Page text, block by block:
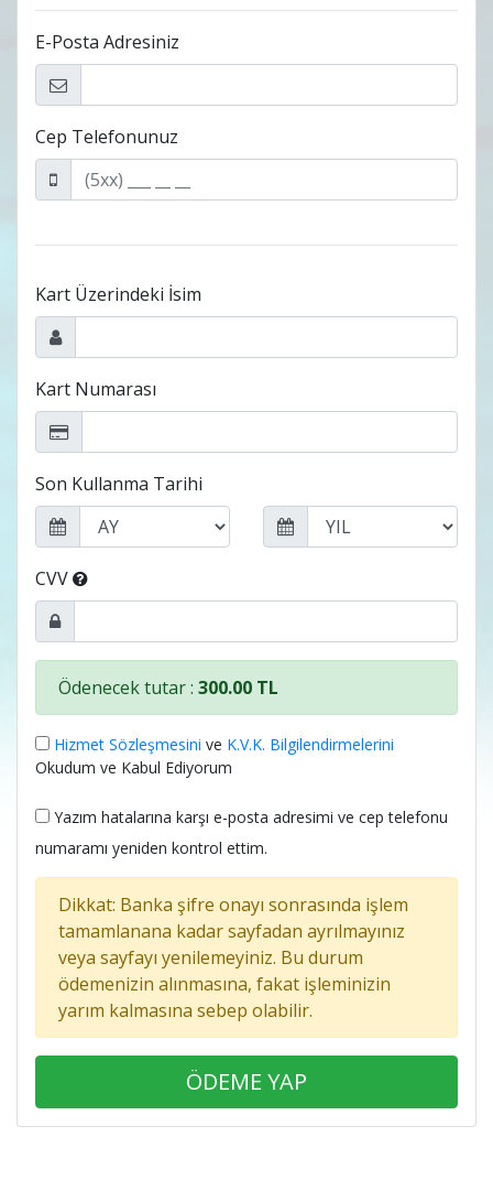
E-Posta Adresiniz
Cep Telefonunuz
Kart Üzerindeki İsim
Kart Numarası
Son Kullanma Tarihi
CVV
Ödenecek tutar : 300.00 TL
Hizmet Sözleşmesini ve K.V.K. Bilgilendirmelerini
Okudum ve Kabul Ediyorum
Yazım hatalarına karşı e-posta adresimi ve cep telefonu
numaramı yeniden kontrol ettim.
Dikkat: Banka şifre onayı sonrasında işlem
tamamlanana kadar sayfadan ayrılmayınız
veya sayfayı yenilemeyiniz. Bu durum
ödemenizin alınmasına, fakat işleminizin
yarım kalmasına sebep olabilir.
ÖDEME YAP